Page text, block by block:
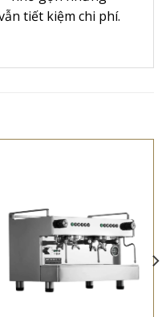
tiết kiệm chi phí.